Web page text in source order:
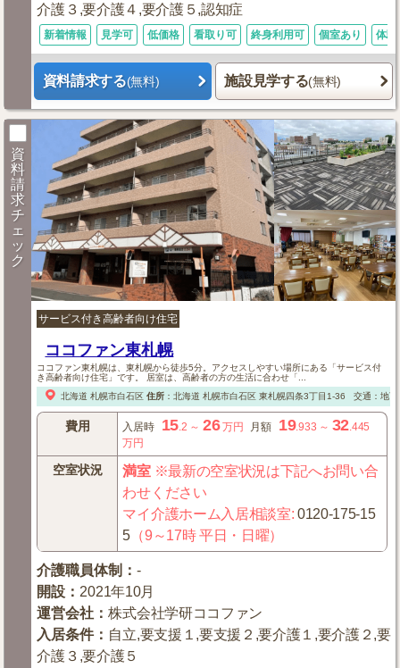
介護３,要介護４,要介護５,認知症
新着情報 見学可 低価格 看取り可 終身利用可 個室あり 体験
資料請求する(無料) 施設見学する(無料)
資
料
請
求
チ
ェ
ッ
ク
サービス付き高齢者向け住宅
ココファン東札幌
ココファン東札幌は、東札幌から徒歩5分。アクセスしやすい場所にある「サービス付
き高齢者向け住宅」です。 居室は、高齢者の方の生活に合わせ「...
北海道 札幌市白石区 住所： 北海道 札幌市白石区東札幌四条3丁目1-36 交通：地
費用 入居時 15.2 ～ 26万円 月額 19.933 ～ 32.445
万円
空室状況 満室※最新の空室状況は下記へお問い合
わせください
マイ介護ホーム入居相談室:0120-175-15
5 （9～17時 平日・日曜）
介護職員体制 ：-
開設 ： 2021年10月
運営会社 ：株式会社学研ココファン
入居条件： 自立,要支援１,要支援２,要介護１,要介護２,要
介護３,要介護５